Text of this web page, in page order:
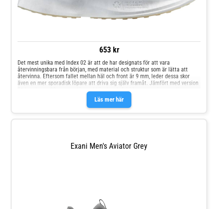
653 kr
Läs mer här
Det mest unika med Index 02 är att de har designats för att vara
återvinningsbara från början, med material och struktur som är lätta att
återvinna. Eftersom fallet mellan häl och front är 9 mm, leder dessa skor
även en mer sporadisk löpare att driva sig själv framåt. Jämfört med version
kudde i trestegs Salomon klassificeringssystem, gjord av TPU - EVA innersula
– Road Contagrip yttersula är precis hemma på asfalt - Bekväm, mjuk
ovandel med konstruerad mesh: materialet är tjockare och starkare där det
Exani Men's Aviator Grey